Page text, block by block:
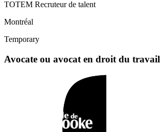
TOTEM Recruteur de talent
Montréal
Temporary
Avocate ou avocat en droit du travail